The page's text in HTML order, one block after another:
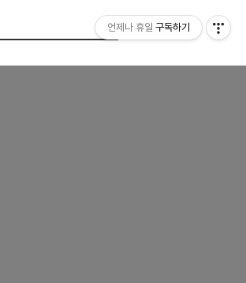
언제나 휴일 구독하기